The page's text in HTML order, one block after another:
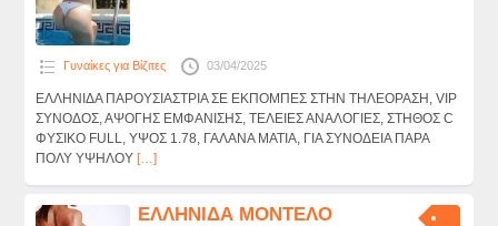
Γυναίκες για Βίζιτες 03/04/2025
ΕΛΛΗΝΙΔΑ ΠΑΡΟΥΣΙΑΣΤΡΙΑ ΣΕ ΕΚΠΟΜΠΕΣ ΣΤΗΝ ΤΗΛΕΟΡΑΣΗ, VIP
ΣΥΝΟΔΟΣ, ΑΨΟΓΗΣ ΕΜΦΑΝΙΣΗΣ, ΤΕΛΕΙΕΣ ΑΝΑΛΟΓΙΕΣ, ΣΤΗΘΟΣ C
ΦΥΣΙΚΟ FULL, YΨΟΣ 1.78, ΓΑΛΑΝΑ ΜΑΤΙΑ, ΓΙΑ ΣΥΝΟΔΕΙΑ ΠΑΡΑ
ΠΟΛΥ ΥΨΗΛΟΥ […]
ΕΛΛΗΝΙΔΑ ΜΟΝΤΕΛΟ